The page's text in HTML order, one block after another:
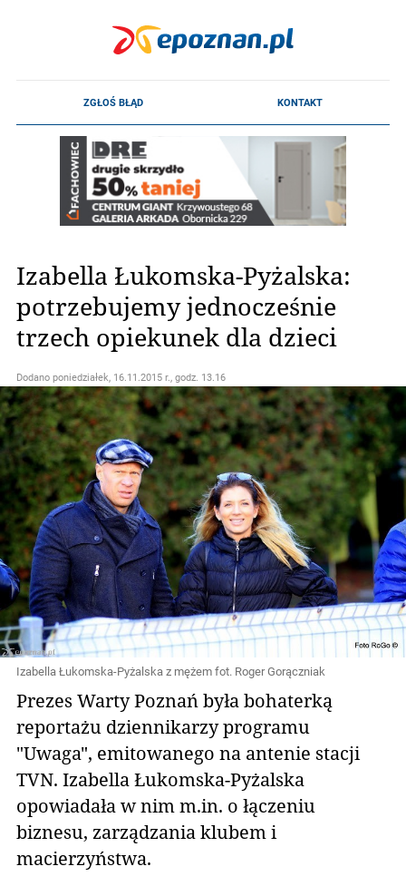
Izabella Łukomska-Pyżalska:
potrzebujemy jednocześnie
trzech opiekunek dla dzieci
Dodano poniedziałek, 16.11.2015 r., godz. 13.16
Izabella Łukomska-Pyżalska z mężem fot. Roger Gorączniak
Prezes Warty Poznań była bohaterką
reportażu dziennikarzy programu
"Uwaga", emitowanego na antenie stacji
TVN. Izabella Łukomska-Pyżalska
opowiadała w nim m.in. o łączeniu
biznesu, zarządzania klubem i
macierzyństwa.